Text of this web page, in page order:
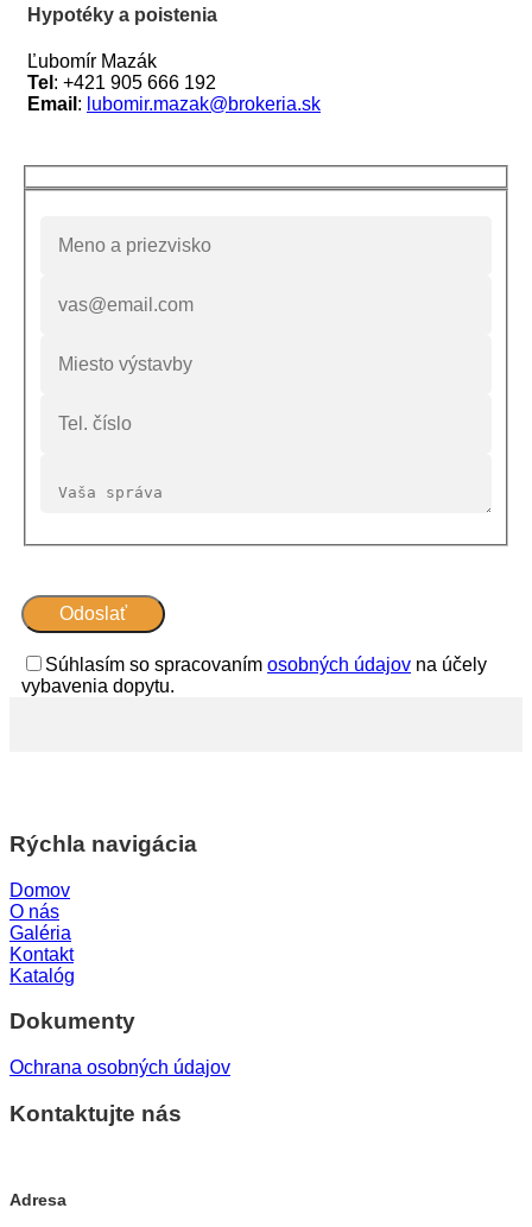
Hypotéky a poistenia
Ľubomír Mazák
Tel : +421 905 666 192
Email : lubomir.mazak@brokeria.sk
Súhlasím so spracovaním osobných údajov na účely
vybavenia dopytu.
Rýchla navigácia
Domov
O nás
Galéria
Kontakt
Katalóg
Dokumenty
Ochrana osobných údajov
Kontaktujte nás
Adresa